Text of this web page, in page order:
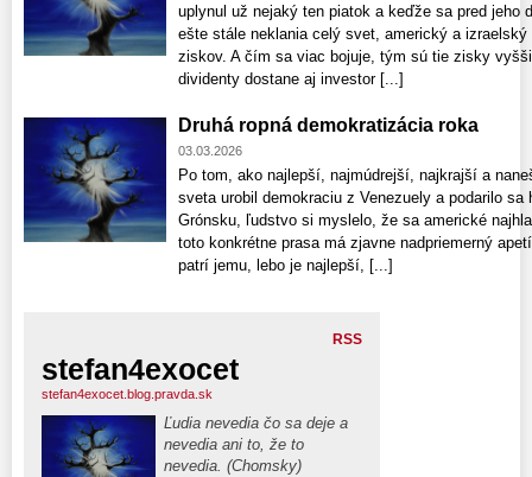
uplynul už nejaký ten piatok a keďže sa pred jeho
ešte stále neklania celý svet, americký a
ziskov. A čím sa viac bojuje, tým sú tie zisky
dividenty dostane aj investor [...]
Druhá ropná demokratizácia roka
03.03.2026
Po tom, ako najlepší, najmúdrejší, najkrajší a
sveta urobil demokraciu z Venezuely a podarilo
Grónsku, ľudstvo si myslelo, že sa americké
toto konkrétne prasa má zjavne nadpriemerný
patrí jemu, lebo je najlepší, [...]
RSS
stefan4exocet
stefan4exocet.blog.pravda.sk
Ľudia nevedia čo sa deje a
nevedia ani to, že to
nevedia. (Chomsky)